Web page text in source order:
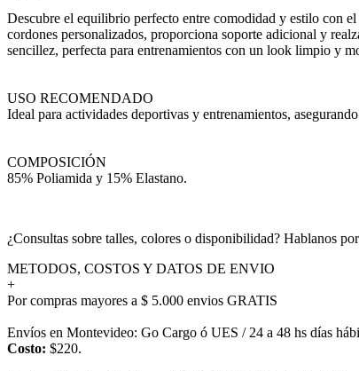
Descubre el equilibrio perfecto entre comodidad y estilo con
cordones personalizados, proporciona soporte adicional y
sencillez, perfecta para entrenamientos con un look limpio y
USO RECOMENDADO
Ideal para actividades deportivas y entrenamientos,
COMPOSICIÓN
85% Poliamida y 15% Elastano.
¿Consultas sobre talles, colores o disponibilidad? Hablanos
METODOS, COSTOS Y DATOS DE ENVIO
+
Por compras mayores a $ 5.000 envios GRATIS
Envíos en Montevideo: Go Cargo ó UES / 24 a 48 hs días
Costo: $220.